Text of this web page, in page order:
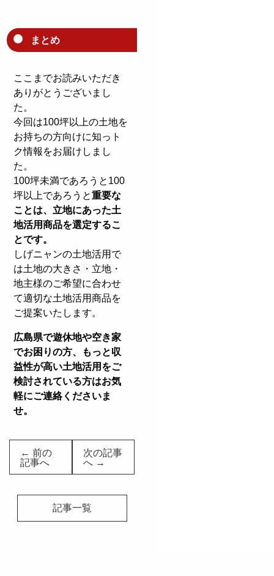
まとめ
ここまでお読みいただき
ありがとうございまし
た。
今回は100坪以上の土地を
お持ちの方向けに知っト
ク情報をお届けしまし
た。
100坪未満であろうと100
坪以上であろうと重要な
ことは、立地にあった土
地活用商品を選定するこ
とです。
しげニャンの土地活用で
は土地の大きさ・立地・
地主様のご希望に合わせ
て適切な土地活用商品を
ご提案いたします。
広島県で遊休地や空き家
でお困りの方、もっと収
益性が高い土地活用をご
検討されている方はお気
軽にご連絡くださいま
せ。
← 前の
記事へ
次の記事
へ →
記事一覧